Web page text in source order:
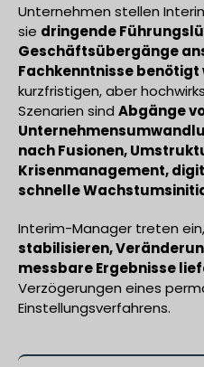
Unternehmen stellen
sie dringende
Geschäftsübergänge
Fachkenntnisse benötigt
kurzfristigen, aber
Szenarien sind Abgänge
nach Fusionen,
Krisenmanagement,
schnelle
Interim-Manager treten
stabilisieren,
messbare Ergebnisse
Verzögerungen eines
Einstellungsverfahrens.